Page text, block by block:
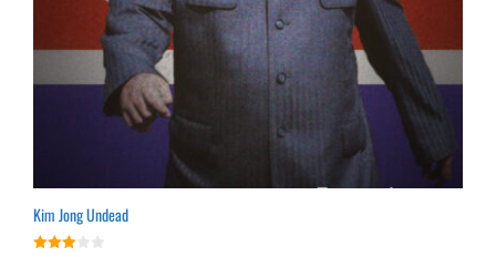
Kim Jong Undead